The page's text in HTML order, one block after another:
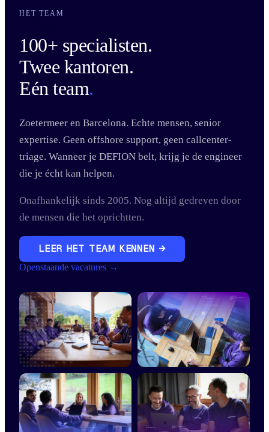
Nieuws
Laatste berichten en partnerschappen
Security Blog
Research Labs
Woordenboek
Over ons Vacatures
ENNLESCA
HET TEAM
100+ specialisten.
Twee kantoren.
Eén team.
Zoetermeer en Barcelona. Echte mensen, senior
expertise. Geen offshore support, geen callcenter-
triage. Wanneer je DEFION belt, krijg je de engineer
die je écht kan helpen.
Onafhankelijk sinds 2005. Nog altijd gedreven door
de mensen die het oprichtten.
LEER HET TEAM KENNEN →
Openstaande vacatures →